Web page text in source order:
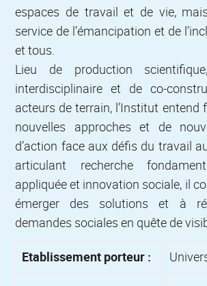
espaces de travail et de vie,
service de l’émancipation et de
et tous.
Lieu de production
interdisciplinaire et de co-
acteurs de terrain, l’Institut entend
nouvelles approches et de
d’action face aux défis du travail
articulant recherche
appliquée et innovation sociale, il
émerger des solutions et à
demandes sociales en quête de
Etablissement porteur :